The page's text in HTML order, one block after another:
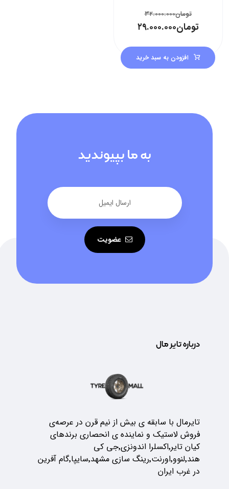
تومان۳۲.۰۰۰.۰۰۰
تومان۲۹.۰۰۰.۰۰۰
افزودن به سبد خرید
به ما بپیوندید
عضویت
درباره تایر مال
تایرمال با سابقه ی بیش از نیم قرن در عرصه‌ی
فروش لاستیک و نماینده ی انحصاری برندهای
کیان تایر٬اکسلرا اندونزی٬جی کی
هند٬لنوو٬اورنت٬رینگ سازی مشهد٬سایپا٬گام آفرین
در غرب ایران